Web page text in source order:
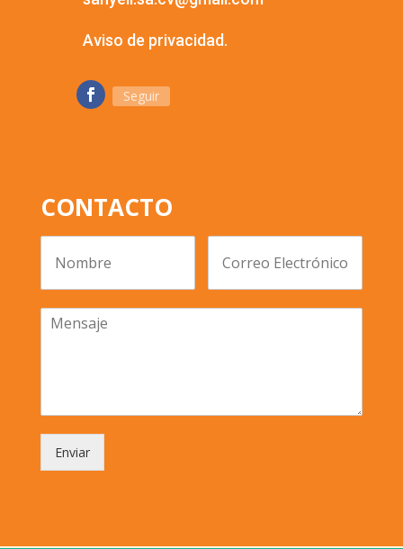
Aviso de privacidad.
Seguir
CONTACTO
Enviar